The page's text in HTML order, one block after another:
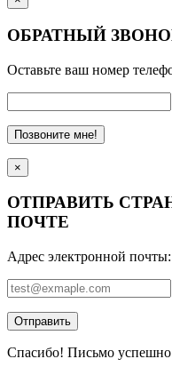
ОБРАТНЫЙ
Оставьте ваш номер
Позвоните мне!
×
ОТПРАВИТЬ
ПОЧТЕ
Адрес электронной почты:
Отправить
Спасибо! Письмо успешно